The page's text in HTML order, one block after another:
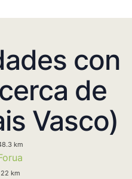
con
de
Vasco)
km
22 km